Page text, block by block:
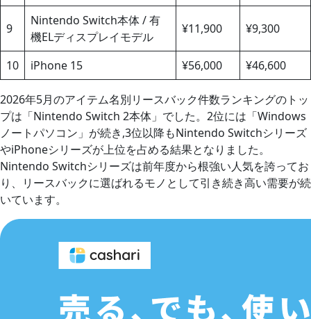
9
Nintendo Switch本体 / 有
機ELディスプレイモデル
¥11,900 ¥9,300
10 iPhone 15 ¥56,000 ¥46,600
2026年5月のアイテム名別リースバック件数ランキングのトッ
プは「Nintendo Switch 2本体」でした。2位には「Windows
ノートパソコン」が続き,3位以降もNintendo Switchシリーズ
やiPhoneシリーズが上位を占める結果となりました。
Nintendo Switchシリーズは前年度から根強い人気を誇ってお
り、リースバックに選ばれるモノとして引き続き高い需要が続
いています。